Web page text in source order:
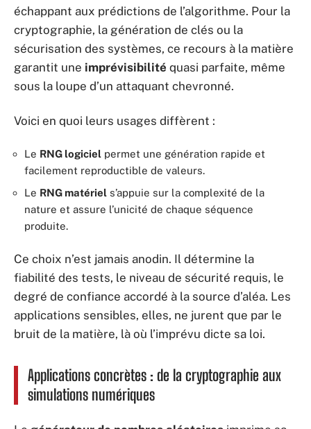
échappant aux prédictions de l’algorithme. Pour la
cryptographie, la génération de clés ou la
sécurisation des systèmes, ce recours à la matière
garantit une imprévisibilité quasi parfaite, même
sous la loupe d’un attaquant chevronné.
Voici en quoi leurs usages diffèrent :
Le RNG logiciel permet une génération rapide et
facilement reproductible de valeurs.
Le RNG matériel s’appuie sur la complexité de la
nature et assure l’unicité de chaque séquence
produite.
Ce choix n’est jamais anodin. Il détermine la
fiabilité des tests, le niveau de sécurité requis, le
degré de confiance accordé à la source d’aléa. Les
applications sensibles, elles, ne jurent que par le
bruit de la matière, là où l’imprévu dicte sa loi.
Applications concrètes : de la cryptographie aux
simulations numériques